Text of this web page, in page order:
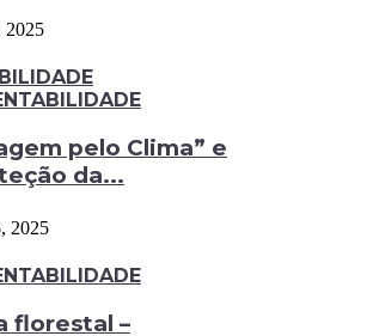
2025
pelo Clima” e
da...
2025
florestal –